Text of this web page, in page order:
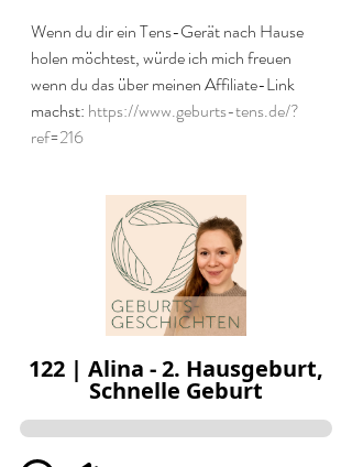
Wenn du dir ein Tens-Gerät nach Hause
holen möchtest, würde ich mich freuen
wenn du das über meinen Affiliate-Link
machst: https://www.geburts-tens.de/?
ref=216